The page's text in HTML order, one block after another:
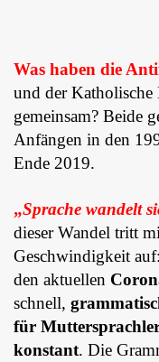
Was haben die
und der Katholische
gemeinsam? Beide
Anfängen in den
Ende 2019.
„Sprache wandelt
dieser Wandel tritt
Geschwindigkeit
den aktuellen
schnell,
für
konstant. Die